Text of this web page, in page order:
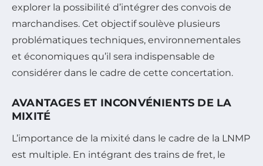
explorer la possibilité d’intégrer des convois de
marchandises. Cet objectif soulève plusieurs
problématiques techniques, environnementales
et économiques qu’il sera indispensable de
considérer dans le cadre de cette concertation.
AVANTAGES ET INCONVÉNIENTS DE LA
MIXITÉ
L’importance de la mixité dans le cadre de la LNMP
est multiple. En intégrant des trains de fret, le